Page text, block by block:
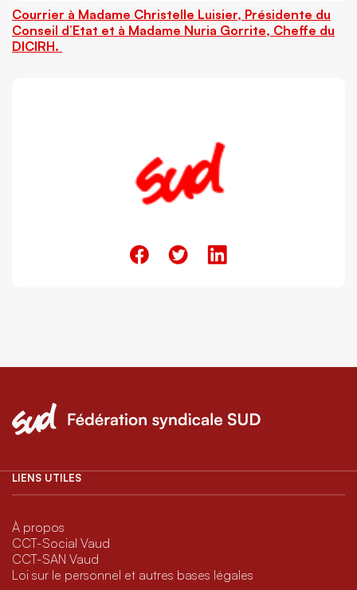
Courrier à Madame Christelle Luisier, Présidente du
Conseil d’Etat et à Madame Nuria Gorrite, Cheffe du
DICIRH.
LIENS UTILES
À propos
CCT-Social Vaud
CCT-SAN Vaud
Loi sur le personnel et autres bases légales